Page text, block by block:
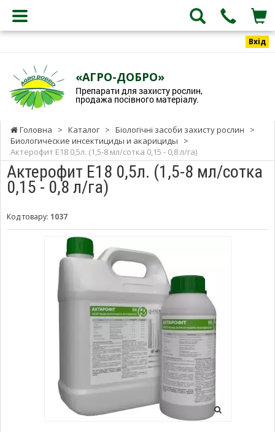
Вхід
«АГРО-ДОБРО»
Препарати для захисту рослин,
продажа посівного матеріалу.
Головна > Каталог > Біологічні засоби захисту рослин
>
Биологические инсектициды и акарициды
>
Актерофит Е18 0,5л. (1,5-8 мл/сотка 0,15 - 0,8 л/га)
Актерофит Е18 0,5л. (1,5-8 мл/сотка
0,15 - 0,8 л/га)
Код товару: 1037